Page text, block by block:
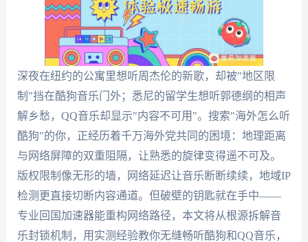
深夜在纽约的公寓里想听周杰伦的新歌，却被"地区限
制"挡在酷狗音乐门外；悉尼的留学生想听郭德纲的相声
解乡愁，QQ音乐却显示"内容不可用"。搜索"海外怎么听
酷狗"的你，正经历着千万海外党共同的困境：地理距离
与网络屏障的双重阻隔，让熟悉的旋律变得遥不可及。
版权限制像无形的墙，网络延迟让音乐断断续续，地域IP
检测更直接切断内容通道。但破壁的钥匙就在手中——
专业回国加速器能重构网络路径，本文将从根源拆解音
乐封锁机制，用实测经验教你无缝畅听酷狗和QQ音乐，